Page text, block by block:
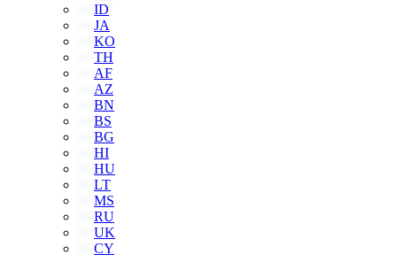
ID
JA
KO
TH
AF
AZ
BN
BS
BG
HI
HU
LT
MS
RU
UK
CY